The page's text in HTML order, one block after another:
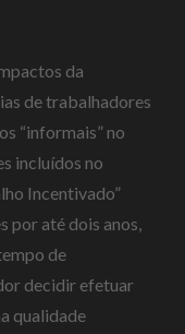
da
de trabalhadores
“informais” no
incluídos no
Incentivado”
por até dois anos,
de
decidir efetuar
qualidade